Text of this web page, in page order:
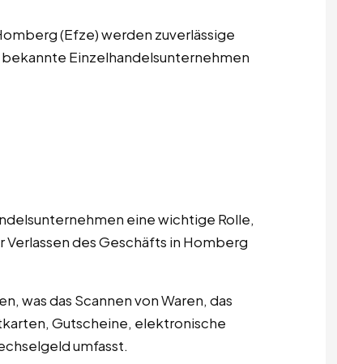
(Efze) werden zuverlässige
Einzelhandelsunternehmen
eine wichtige Rolle,
des Geschäfts in Homberg
was das Scannen von Waren, das
Gutscheine, elektronische
umfasst.